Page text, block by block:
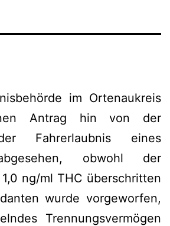
im Ortenaukreis
Antrag hin von der
Fahrerlaubnis eines
obwohl der
ng/ml THC überschritten
wurde vorgeworfen,
Trennungsvermögen